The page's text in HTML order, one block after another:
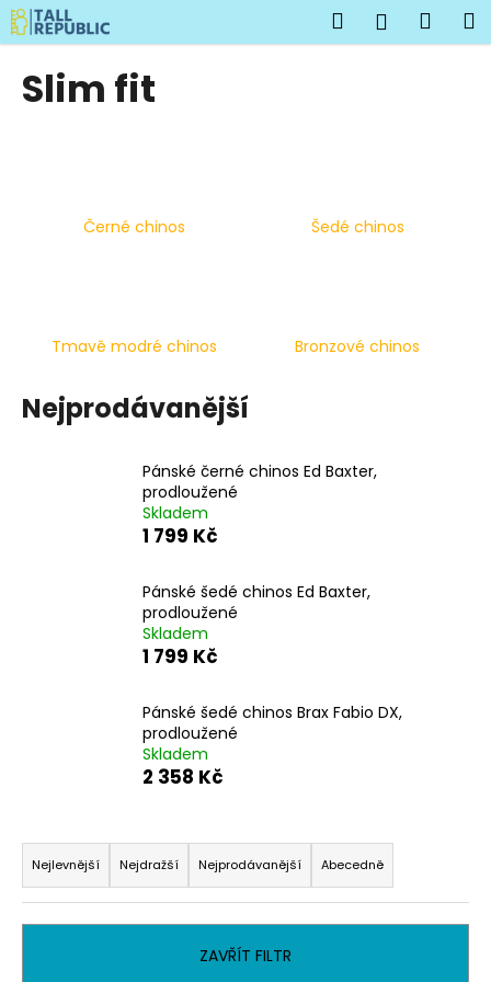
Přejít
na
obsah
Hledat
Slim fit
Černé chinos Šedé chinos
Tmavě modré chinos Bronzové chinos
Nejprodávanější
Pánské černé chinos Ed Baxter,
prodloužené
Skladem
1 799 Kč
Pánské šedé chinos Ed Baxter,
prodloužené
Skladem
1 799 Kč
Pánské šedé chinos Brax Fabio DX,
prodloužené
Skladem
2 358 Kč
Ř
a
z
e
Nejlevnější Nejdražší Nejprodávanější Abecedně
ZAVŘÍT FILTR
K
o
e
HLEDAT
D
o
p
o